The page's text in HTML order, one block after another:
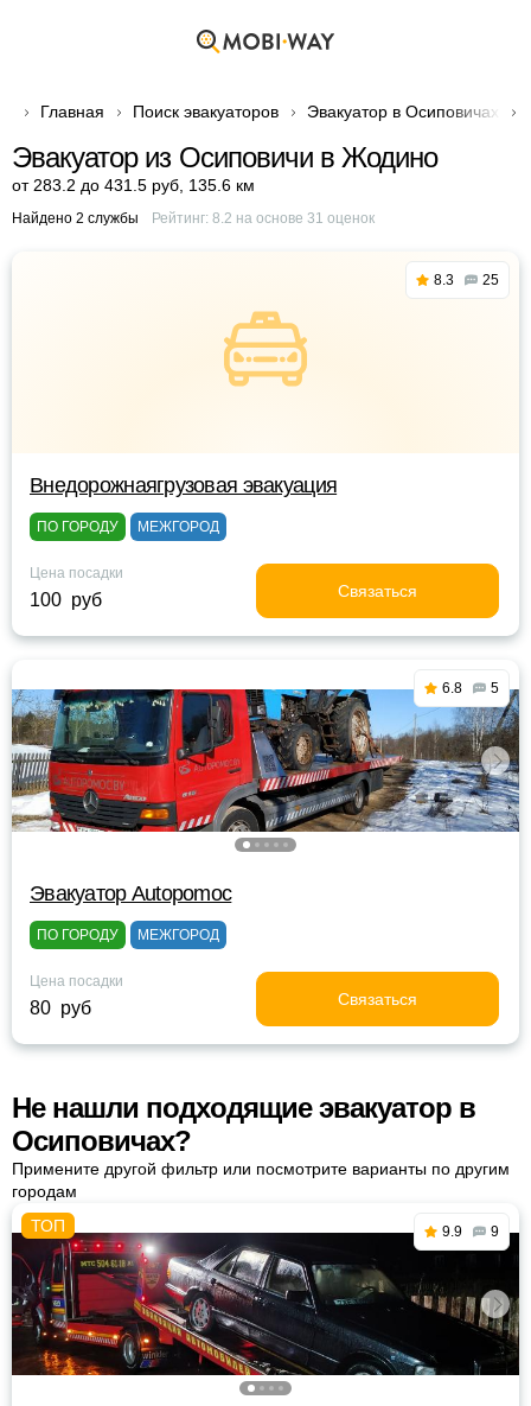
Главная Поиск эвакуаторов Эвакуатор в Осиповичах
Эвакуатор из Осиповичи в Жодино
от 283.2 до 431.5 руб 135.6 км
Найдено 2 службы Рейтинг: 8.2 на основе 31 оценок
8.3 25
Внедорожнаягрузовая эвакуация
ПО ГОРОДУ МЕЖГОРОД
Цена посадки
100 руб Связаться
6.8 5
Эвакуатор Autopomoc
ПО ГОРОДУ МЕЖГОРОД
Цена посадки
80 руб Связаться
Не нашли подходящие эвакуатор в
Осиповичах?
Примените другой фильтр или посмотрите варианты по другим
городам
9.9 9